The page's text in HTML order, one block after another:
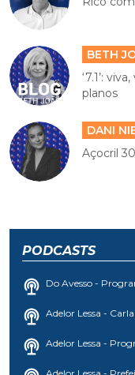
BETH
‘7.1’:
planos
DANI
Açocril
PODCASTS
Do Avesso -
Adelor Lessa -
Adelor Lessa -